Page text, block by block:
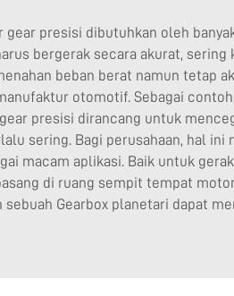
presisi dibutuhkan oleh
bergerak secara akurat,
beban berat namun tetap
otomotif. Sebagai
presisi dirancang untuk
sering. Bagi perusahaan, hal
macam aplikasi. Baik untuk
di ruang sempit tempat
sebuah Gearbox planetari dapat